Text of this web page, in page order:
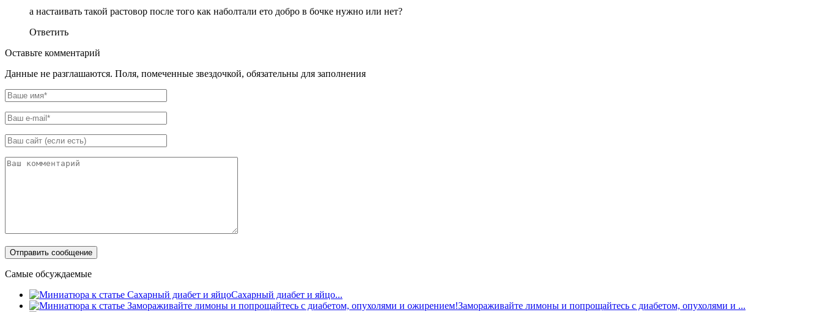
а настаивать такой растовор после того как наболтали ето добро в бочке нужно или нет?
Ответить
Оставьте комментарий
Данные не разглашаются. Поля, помеченные звездочкой, обязательны для заполнения
Самые обсуждаемые
Сахарный диабет и яйцо...
Замораживайте лимоны и попрощайтесь с диабетом, опухолями и ...